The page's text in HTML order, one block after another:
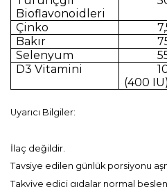
Bioflavonoidleri
Çinko
Bakır
Selenyum
D3 Vitamini
(400 IU)
Uyarıcı Bilgiler:
İlaç değildir.
Tavsiye edilen günlük porsiyonu
Takviye edici gıdalar normal